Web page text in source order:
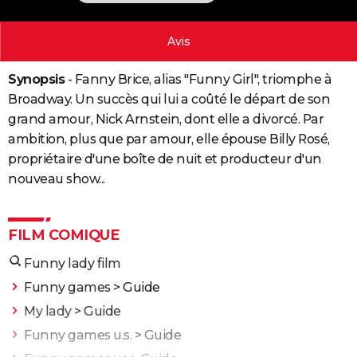
PHOTO
BONS PLANS
CARTE DE VOEUX
Carte de Noël
Carte Bonne année
Carte Saint-Valentin
Carte Pâques
Carte d'anniversaire
DICTIONNAIRE
Dictionnaire
Biographies
Citations
Expressions
Proverbes
PROGRAMME TV
S'inscrire
Se connecter
Lycées
Collèges
Primaires
Universités
Entreprises
Service militaire
Avis de recherche
Bricolage
Lifestyle
Culture
Sport
Auto
Television
Voyage
Cinema
Avis
Synopsis- Fanny Brice, alias "Funny Girl", triomphe à
Broadway. Un succès qui lui a coûté le départ de son
grand amour, Nick Arnstein, dont elle a divorcé. Par
ambition, plus que par amour, elle épouse Billy Rosé,
propriétaire d'une boîte de nuit et producteur d'un
nouveau show...
FILM COMIQUE
Funny lady film
Funny games > Guide
My lady> Guide
Funny games u.s. > Guide